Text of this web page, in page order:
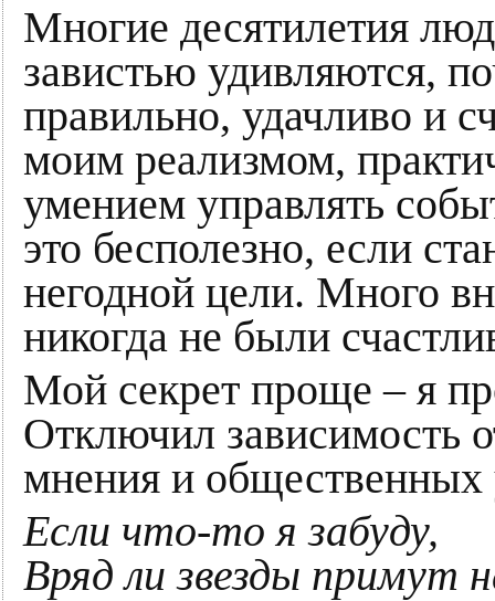
Многие десятилетия
завистью удивляются,
правильно, удачливо и
моим реализмом,
умением управлять
это бесполезно, если
негодной цели. Много
никогда не были
Мой секрет проще – я
Отключил зависимость
мнения и общественных
Если что-то я забуду,
Вряд ли звезды примут